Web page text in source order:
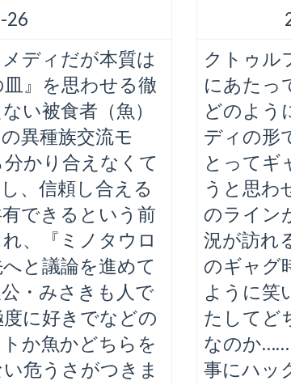
26
ディだが本質は
皿』を思わせる徹
い被食者（魚）
異種族交流モ
かり合えなくて
、信頼し合える
できるという前
、『ミノタウロ
と議論を進めて
・みさきも人で
に好きでなどの
か魚かどちらを
危うさがつきま
クトゥル
にあたっ
どのよう
ディの形
とってギ
うと思わ
のライン
況が訪れ
のギャグ
ように笑
たしてど
なのか……
事にハッ